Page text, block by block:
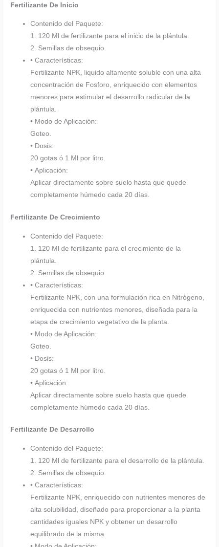
Fertilizante De Inicio
Contenido del Paquete:
1. 120 Ml de fertilizante para el inicio de la plántula.
2. Semillas de obsequio.
• Características:
Fertilizante NPK, liquido altamente soluble con una alta
concentración de Fosforo, enriquecido con elementos
menores para estimular el desarrollo radicular de la
plántula.
• Modo de Aplicación:
Goteo.
• Dosis:
20 gotas ó 1 Ml por litro.
• Aplicación:
Aplicar directamente sobre suelo hasta que quede
completamente húmedo cada 20 días.
Fertilizante De Crecimiento
Contenido del Paquete:
1. 120 Ml de fertilizante para el crecimiento de la
plántula.
2. Semillas de obsequio.
• Características:
Fertilizante NPK, con una formulación rica en Nitrógeno,
enriquecida con nutrientes menores, diseñada para la
etapa de crecimiento vegetativo de la planta.
• Modo de Aplicación:
Goteo.
• Dosis:
20 gotas ó 1 Ml por litro.
• Aplicación:
Aplicar directamente sobre suelo hasta que quede
completamente húmedo cada 20 días.
Fertilizante De Desarrollo
Contenido del Paquete:
1. 120 Ml de fertilizante para el desarrollo de la plántula.
2. Semillas de obsequio.
• Características:
Fertilizante NPK, enriquecido con nutrientes menores de
alta solubilidad, diseñado para proporcionar a la planta
cantidades iguales NPK y obtener un desarrollo
equilibrado de la misma.